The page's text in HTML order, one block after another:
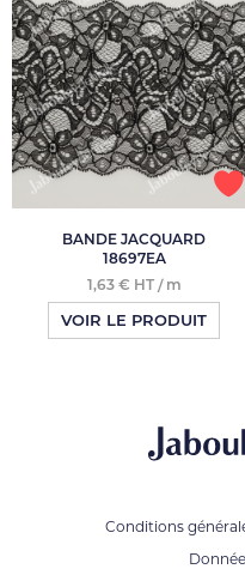
BANDE JACQUARD
18697EA
1,63 € HT / m
VOIR LE PRODUIT
Conditions